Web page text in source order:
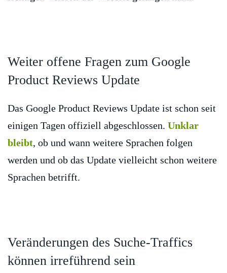
Weiter offene Fragen zum Google
Product Reviews Update
Das Google Product Reviews Update ist schon seit
einigen Tagen offiziell abgeschlossen. Unklar
bleibt, ob und wann weitere Sprachen folgen
werden und ob das Update vielleicht schon weitere
Sprachen betrifft.
Veränderungen des Suche-Traffics
können irreführend sein